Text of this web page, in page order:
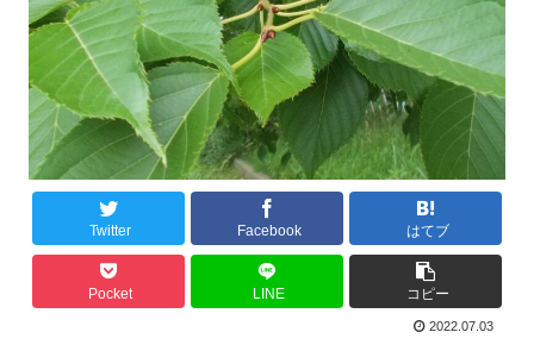
Twitter Facebook はてブ
Pocket LINE コピー
2022.07.03